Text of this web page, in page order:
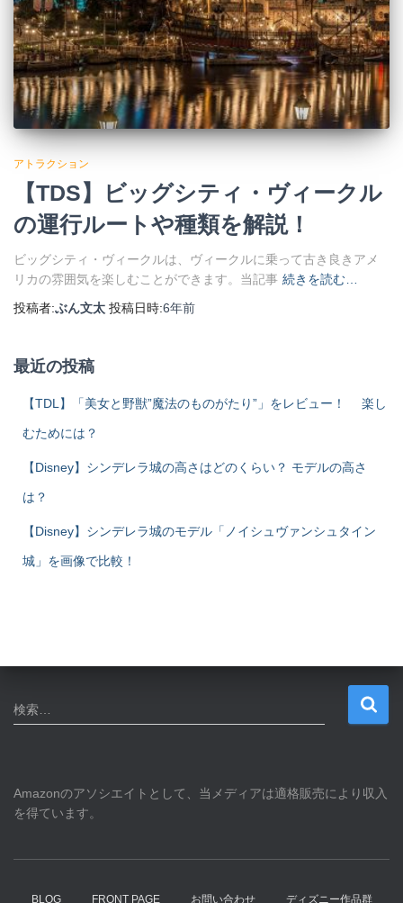
アトラクション
【TDS】ビッグシティ・ヴィークル
の運行ルートや種類を解説！
ビッグシティ・ヴィークルは、ヴィークルに乗って古き良きアメ
リカの雰囲気を楽しむことができます。当記事 続きを読む…
投稿者:ぶん文太 投稿日時:6年前
最近の投稿
【TDL】「美女と野獣”魔法のものがたり”」をレビュー！ 楽し
むためには？
【Disney】シンデレラ城の高さはどのくらい？ モデルの高さ
は？
【Disney】シンデレラ城のモデル「ノイシュヴァンシュタイン
城」を画像で比較！
検
索
検索…
Amazonのアソシエイトとして、当メディアは適格販売により収入
を得ています。
BLOG FRONT PAGE お問い合わせ ディズニー作品群